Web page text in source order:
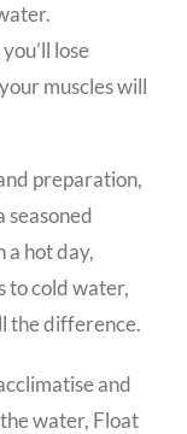
lose
muscles will
preparation,
seasoned
a hot day,
to cold water,
the difference.
and
water, Float